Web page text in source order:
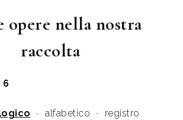
opere nella nostra
raccolta
6
- alfabetico - registro